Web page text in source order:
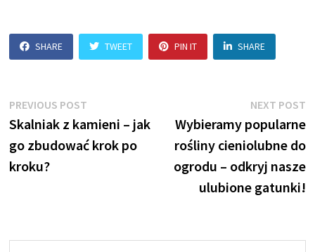
SHARE TWEET PIN IT SHARE
Nawigacja
wpisu
PREVIOUS POST
post:
Skalniak z kamieni – jak
go zbudować krok po
kroku?
NEXT POST
Wybieramy popularne
rośliny cieniolubne do
ogrodu – odkryj nasze
ulubione gatunki!